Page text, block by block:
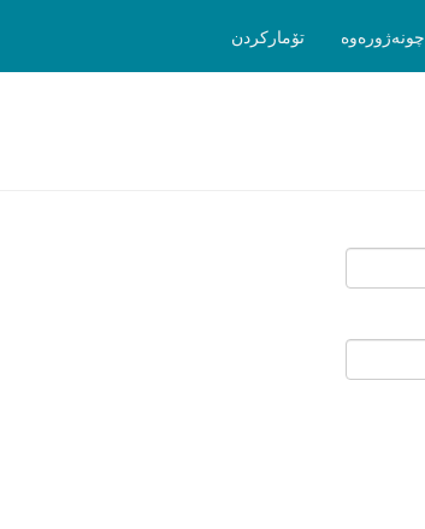
تۆمارکردن چونەژورەوە